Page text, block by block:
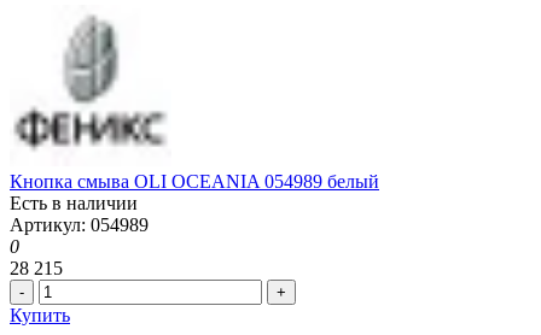
Кнопка смыва OLI OCEANIA 054989 белый
Есть в наличии
Артикул: 054989
0
28 215
- +
Купить